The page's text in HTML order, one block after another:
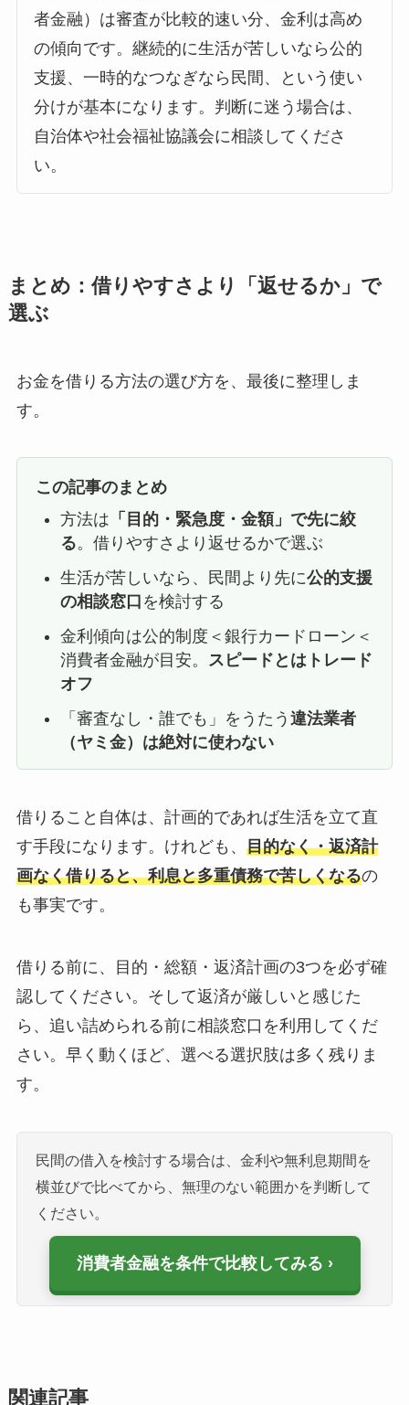
者金融）は審査が比較的速い分、金利は高め
の傾向です。継続的に生活が苦しいなら公的
支援、一時的なつなぎなら民間、という使い
分けが基本になります。判断に迷う場合は、
自治体や社会福祉協議会に相談してくださ
い。
まとめ：借りやすさより「返せるか」で
選ぶ
お金を借りる方法の選び方を、最後に整理しま
す。
この記事のまとめ
方法は 「目的・緊急度・金額」で先に絞
る。借りやすさより返せるかで選ぶ
生活が苦しいなら、民間より先に公的支援
の相談窓口 を検討する
金利傾向は公的制度＜銀行カードローン＜
消費者金融が目安。 スピードとはトレード
オフ
「審査なし・誰でも」をうたう 違法業者
（ヤミ金）は絶対に使わない
借りること自体は、計画的であれば生活を立て直
す手段になります。けれども、 目的なく・返済計
画なく借りると、利息と多重債務で苦しくなるの
も事実です。
借りる前に、目的・総額・返済計画の3つを必ず確
認してください。そして返済が厳しいと感じた
ら、追い詰められる前に相談窓口を利用してくだ
さい。早く動くほど、選べる選択肢は多く残りま
す。
民間の借入を検討する場合は、金利や無利息期間を
横並びで比べてから、無理のない範囲かを判断して
ください。
消費者金融を条件で比較してみる
関連記事